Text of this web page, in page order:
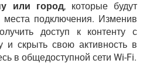
или город, которые будут
места подключения. Изменив
доступ к контенту с
и скрыть свою активность в
в общедоступной сети Wi-Fi.